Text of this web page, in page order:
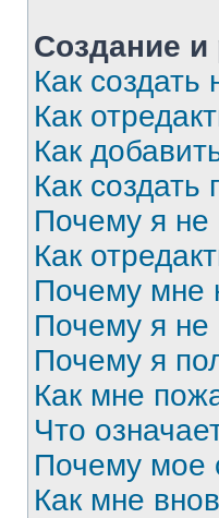
Создание
Как создать
Как
Как
Как создать
Почему я не
Как
Почему мне
Почему я не
Почему я
Как мне
Что
Почему мое
Как мне